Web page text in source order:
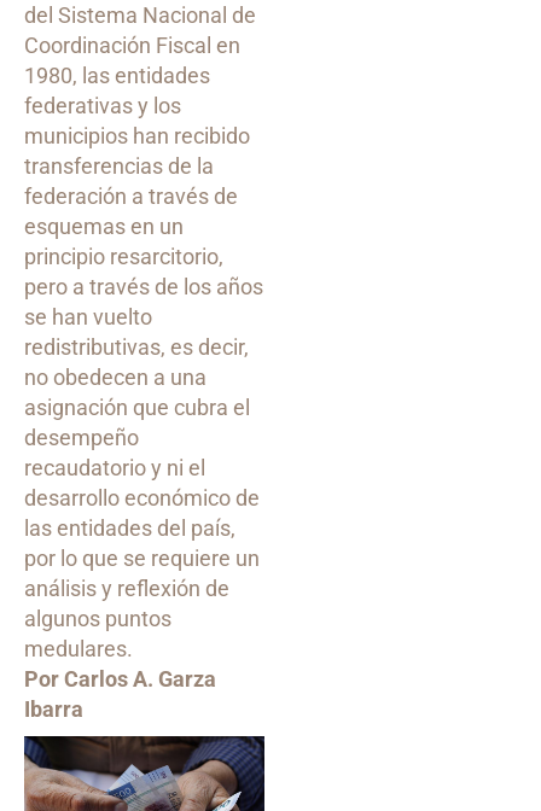
del Sistema Nacional de
Coordinación Fiscal en
1980, las entidades
federativas y los
municipios han recibido
transferencias de la
federación a través de
esquemas en un
principio resarcitorio,
pero a través de los años
se han vuelto
redistributivas, es decir,
no obedecen a una
asignación que cubra el
desempeño
recaudatorio y ni el
desarrollo económico de
las entidades del país,
por lo que se requiere un
análisis y reflexión de
algunos puntos
medulares.
Por Carlos A. Garza
Ibarra